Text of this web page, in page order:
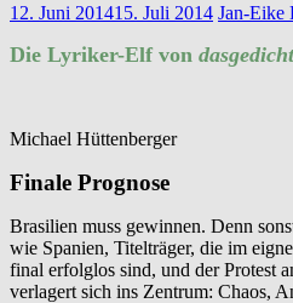
12. Juni 201415. Juli 2014 Jan-Eike
Die Lyriker-Elf von
Michael Hüttenberger
Finale Prognose
Brasilien muss gewinnen. Denn
wie Spanien, Titelträger, die im
final erfolglos sind, und der Protest
verlagert sich ins Zentrum: Chaos,